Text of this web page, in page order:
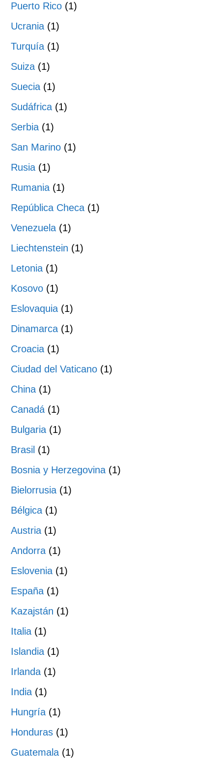
Puerto Rico (1)
Ucrania (1)
Turquía (1)
Suiza (1)
Suecia (1)
Sudáfrica (1)
Serbia (1)
San Marino (1)
Rusia (1)
Rumania (1)
República Checa (1)
Venezuela (1)
Liechtenstein (1)
Letonia (1)
Kosovo (1)
Eslovaquia (1)
Dinamarca (1)
Croacia (1)
Ciudad del Vaticano (1)
China (1)
Canadá (1)
Bulgaria (1)
Brasil (1)
Bosnia y Herzegovina (1)
Bielorrusia (1)
Bélgica (1)
Austria (1)
Andorra (1)
Eslovenia (1)
España (1)
Kazajstán (1)
Italia (1)
Islandia (1)
Irlanda (1)
India (1)
Hungría (1)
Honduras (1)
Guatemala (1)